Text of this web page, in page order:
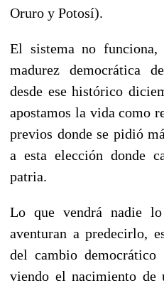
Oruro y Potosí).
El sistema no
madurez democrática
desde ese histórico
apostamos la vida como
previos donde se pidió
a esta elección donde
patria.
Lo que vendrá nadie
aventuran a predecirlo,
del cambio democrático
viendo el nacimiento